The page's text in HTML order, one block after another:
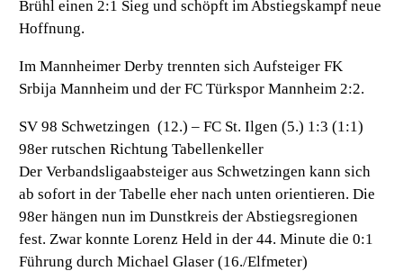
Brühl einen 2:1 Sieg und schöpft im Abstiegskampf neue
Hoffnung.
Im Mannheimer Derby trennten sich Aufsteiger FK
Srbija Mannheim und der FC Türkspor Mannheim 2:2.
SV 98 Schwetzingen (12.) – FC St. Ilgen (5.) 1:3 (1:1)
98er rutschen Richtung Tabellenkeller
Der Verbandsligaabsteiger aus Schwetzingen kann sich
ab sofort in der Tabelle eher nach unten orientieren. Die
98er hängen nun im Dunstkreis der Abstiegsregionen
fest. Zwar konnte Lorenz Held in der 44. Minute die 0:1
Führung durch Michael Glaser (16./Elfmeter)